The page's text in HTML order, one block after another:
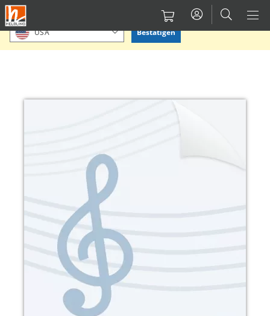
Direkt
zum
Inhalt
Bitte Standort bestätigen oder einen anderen auswählen.
USA Bestätigen